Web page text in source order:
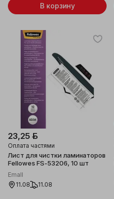
В корзину
23,25 ƃ
Оплата частями
Лист для чистки ламинаторов
Fellowes FS-53206, 10 шт
Emall
11.08
11.08